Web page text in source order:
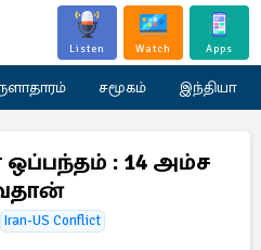
Listen Watch Apps
சமூகம் இந்தியா
: 14 அம்ச
Iran-US Conflict